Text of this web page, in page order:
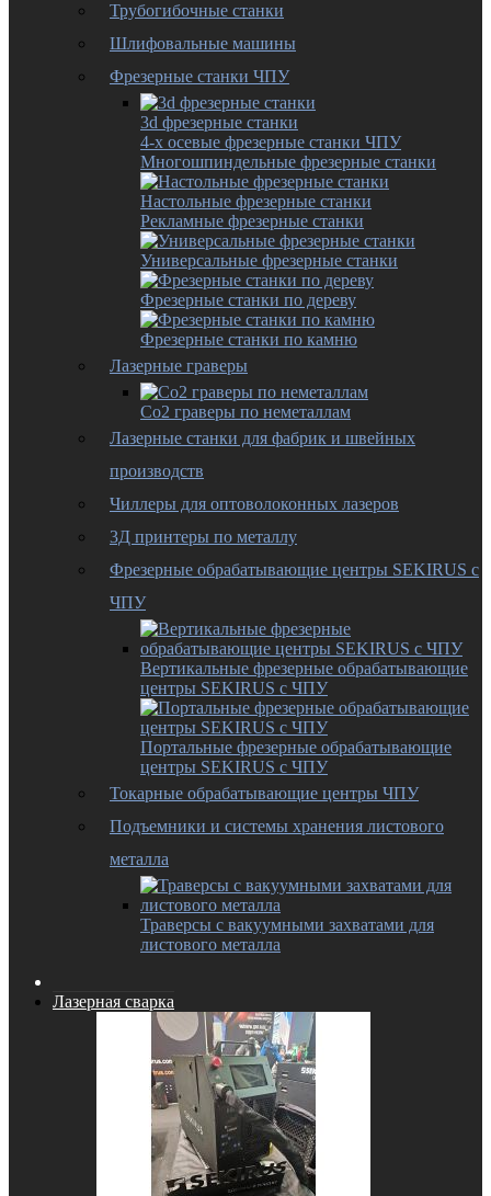
Трубогибочные станки
Шлифовальные машины
Фрезерные станки ЧПУ
3d фрезерные станки
4-х осевые фрезерные станки ЧПУ
Многошпиндельные фрезерные станки
Настольные фрезерные станки
Рекламные фрезерные станки
Универсальные фрезерные станки
Фрезерные станки по дереву
Фрезерные станки по камню
Лазерные граверы
Co2 граверы по неметаллам
Лазерные станки для фабрик и швейных
производств
Чиллеры для оптоволоконных лазеров
3Д принтеры по металлу
Фрезерные обрабатывающие центры SEKIRUS с
ЧПУ
Вертикальные фрезерные обрабатывающие
центры SEKIRUS с ЧПУ
Портальные фрезерные обрабатывающие
центры SEKIRUS с ЧПУ
Токарные обрабатывающие центры ЧПУ
Подъемники и системы хранения листового
металла
Траверсы с вакуумными захватами для
листового металла
Лазерная сварка